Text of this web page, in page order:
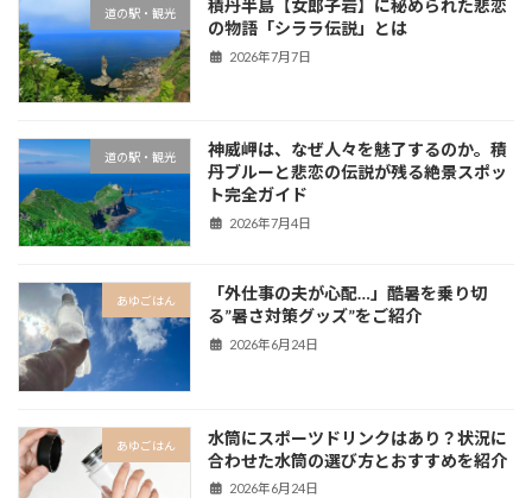
道の駅・観光
積丹半島【女郎子岩】に秘められた悲恋
の物語「シララ伝説」とは
2026年7月7日
道の駅・観光
神威岬は、なぜ人々を魅了するのか。積
丹ブルーと悲恋の伝説が残る絶景スポッ
ト完全ガイド
2026年7月4日
あゆごはん
「外仕事の夫が心配…」酷暑を乗り切
る”暑さ対策グッズ”をご紹介
2026年6月24日
あゆごはん
水筒にスポーツドリンクはあり？状況に
合わせた水筒の選び方とおすすめを紹介
2026年6月24日